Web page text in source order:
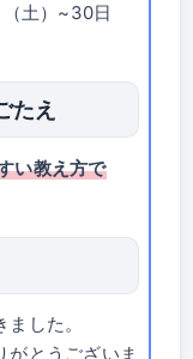
土）~30日
たえ
い教え方で
した。
がとうございま